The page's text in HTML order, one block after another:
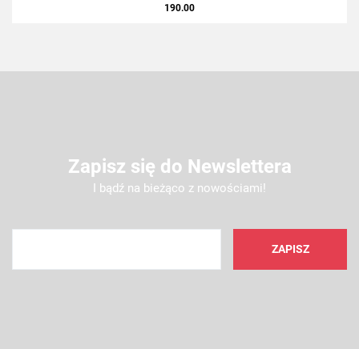
190.00
Zapisz się do Newslettera
I bądź na bieżąco z nowościami!